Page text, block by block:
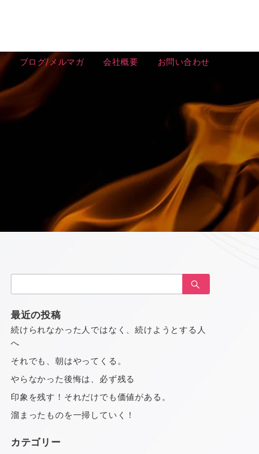
ブログ/メルマガ 会社概要 お問い合わせ
索：
最近の投稿
続けられなかった人ではなく、続けようとする人
へ
それでも、朝はやってくる。
やらなかった後悔は、必ず残る
印象を残す！それだけでも価値がある。
溜まったものを一掃していく！
カテゴリー